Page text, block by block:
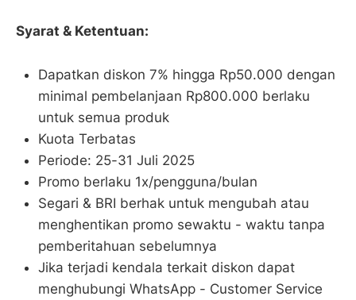
Syarat & Ketentuan:
Dapatkan diskon 7% hingga Rp50.000 dengan
minimal pembelanjaan Rp800.000 berlaku
untuk semua produk
Kuota Terbatas
Periode: 25-31 Juli 2025
Promo berlaku 1x/pengguna/bulan
Segari & BRI berhak untuk mengubah atau
menghentikan promo sewaktu - waktu tanpa
pemberitahuan sebelumnya
Jika terjadi kendala terkait diskon dapat
menghubungi WhatsApp - Customer Service